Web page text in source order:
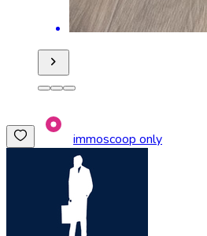
immoscoop only